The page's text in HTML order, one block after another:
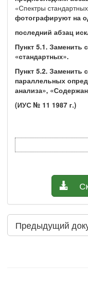
«Спектры стандартных
фотографируют на
последний абзац
Пункт 5.1. Заменить
«стандартных».
Пункт 5.2. Заменить
параллельных
анализа»,
(ИУС № 11 1987 г.)
Предыдущий